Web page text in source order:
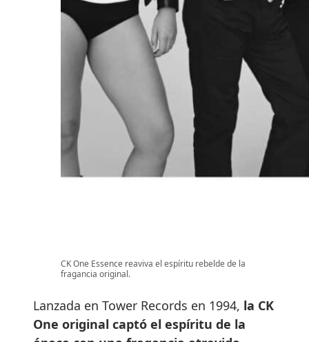
CK One Essence reaviva el espíritu rebelde de la
fragancia original.
Lanzada en Tower Records en 1994, la CK
One original captó el espíritu de la